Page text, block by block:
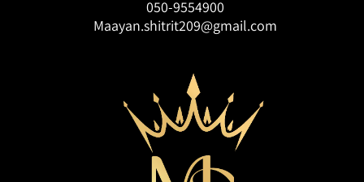
050-9554900
Maayan.shitrit209@gmail.com